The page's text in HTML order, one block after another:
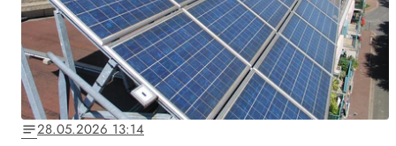
notes28.05.2026 13:14